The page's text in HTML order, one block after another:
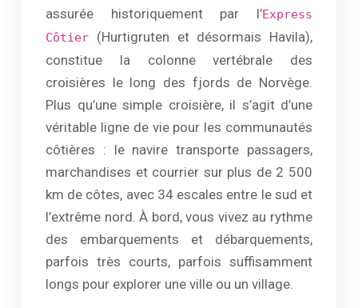
assurée historiquement par l’Express
Côtier (Hurtigruten et désormais Havila),
constitue la colonne vertébrale des
croisières le long des fjords de Norvège.
Plus qu’une simple croisière, il s’agit d’une
véritable ligne de vie pour les communautés
côtières : le navire transporte passagers,
marchandises et courrier sur plus de 2 500
km de côtes, avec 34 escales entre le sud et
l’extrême nord. À bord, vous vivez au rythme
des embarquements et débarquements,
parfois très courts, parfois suffisamment
longs pour explorer une ville ou un village.